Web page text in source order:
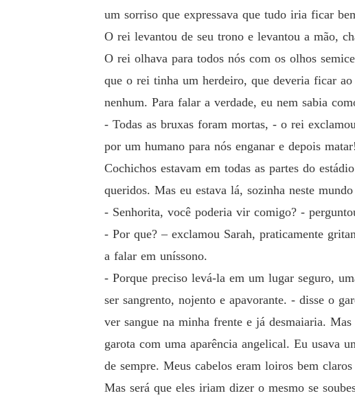
um sorriso que expressava que tudo iria ficar
O rei levantou de seu trono e levantou a mão,
O rei olhava para todos nós com os olhos
que o rei tinha um herdeiro, que deveria ficar
nenhum. Para falar a verdade, eu nem sabia
- Todas as bruxas foram mortas, - o rei
por um humano para nós enganar e depois matar!
Cochichos estavam em todas as partes do
queridos. Mas eu estava lá, sozinha neste
- Senhorita, você poderia vir comigo? -
- Por que? – exclamou Sarah, praticamente
a falar em uníssono.
- Porque preciso levá-la em um lugar seguro,
ser sangrento, nojento e apavorante. - disse o
ver sangue na minha frente e já desmaiaria.
garota com uma aparência angelical. Eu usava
de sempre. Meus cabelos eram loiros bem
Mas será que eles iriam dizer o mesmo se